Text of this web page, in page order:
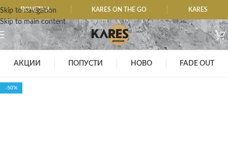
Skip to navigation
Skip to main content
ПОЧЕТНА KARES ON THE GO KARES
АКЦИИ ПОПУСТИ НОВО FADE OUT
-50%